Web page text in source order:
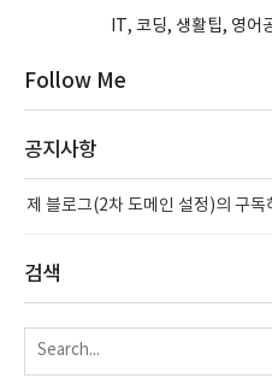
IT, 코딩, 생활팁, 영어
Follow Me
공지사항
제 블로그(2차 도메인 설정)의 구독
검색